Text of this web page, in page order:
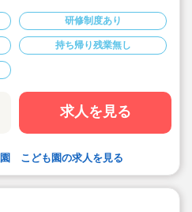
研修制度あり
持ち帰り残業無し
求人を見る
こども園の求人を見る